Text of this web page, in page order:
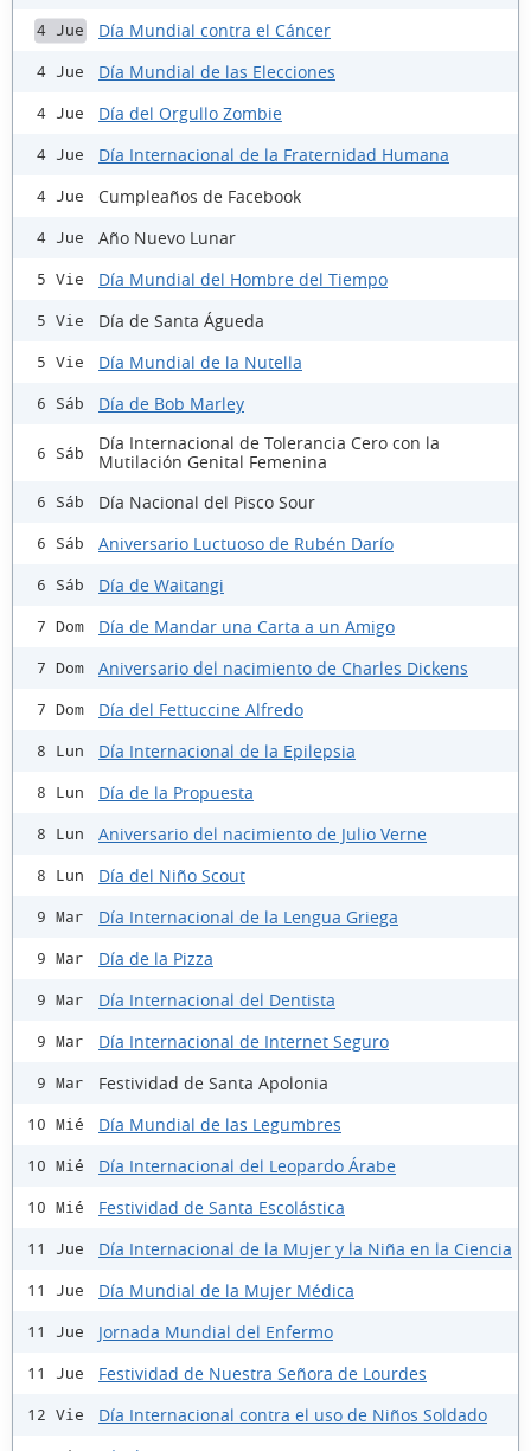
4 Jue Día Mundial contra el Cáncer
4 Jue Día Mundial de las Elecciones
4 Jue Día del Orgullo Zombie
4 Jue Día Internacional de la Fraternidad Humana
4 Jue Cumpleaños de Facebook
4 Jue Año Nuevo Lunar
5 Vie Día Mundial del Hombre del Tiempo
5 Vie Día de Santa Águeda
5 Vie Día Mundial de la Nutella
6 Sáb Día de Bob Marley
6 Sáb
Día Internacional de Tolerancia Cero con la
Mutilación Genital Femenina
6 Sáb Día Nacional del Pisco Sour
6 Sáb Aniversario Luctuoso de Rubén Darío
6 Sáb Día de Waitangi
7 Dom Día de Mandar una Carta a un Amigo
7 Dom Aniversario del nacimiento de Charles Dickens
7 Dom Día del Fettuccine Alfredo
8 Lun Día Internacional de la Epilepsia
8 Lun Día de la Propuesta
8 Lun Aniversario del nacimiento de Julio Verne
8 Lun Día del Niño Scout
9 Mar Día Internacional de la Lengua Griega
9 Mar Día de la Pizza
9 Mar Día Internacional del Dentista
9 Mar Día Internacional de Internet Seguro
9 Mar Festividad de Santa Apolonia
10 Mié Día Mundial de las Legumbres
10 Mié Día Internacional del Leopardo Árabe
10 Mié Festividad de Santa Escolástica
11 Jue Día Internacional de la Mujer y la Niña en la Ciencia
11 Jue Día Mundial de la Mujer Médica
11 Jue Jornada Mundial del Enfermo
11 Jue Festividad de Nuestra Señora de Lourdes
12 Vie Día Internacional contra el uso de Niños Soldado